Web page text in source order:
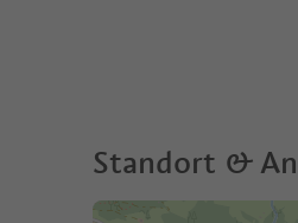
Standort &